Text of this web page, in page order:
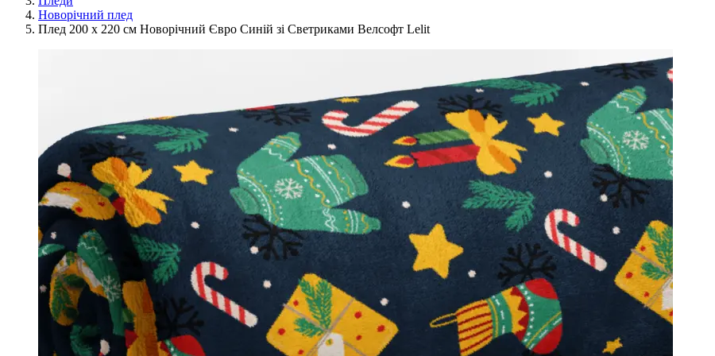
Новорічний плед
Плед 200 x 220 см Новорічний Євро Синій зі Светриками Велсофт Lelit